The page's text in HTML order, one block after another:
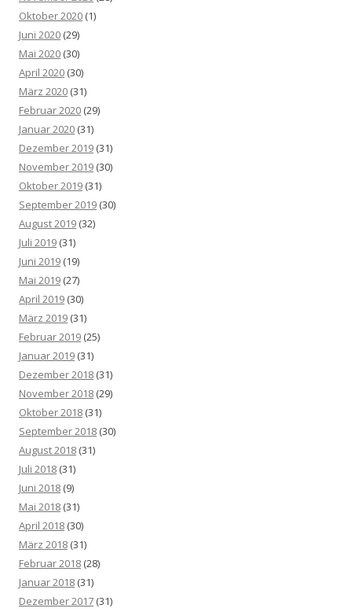
Oktober 2020 (1)
Juni 2020 (29)
Mai 2020 (30)
April 2020 (30)
März 2020 (31)
Februar 2020 (29)
Januar 2020 (31)
Dezember 2019 (31)
November 2019 (30)
Oktober 2019 (31)
September 2019 (30)
August 2019 (32)
Juli 2019 (31)
Juni 2019 (19)
Mai 2019 (27)
April 2019 (30)
März 2019 (31)
Februar 2019 (25)
Januar 2019 (31)
Dezember 2018 (31)
November 2018 (29)
Oktober 2018 (31)
September 2018 (30)
August 2018 (31)
Juli 2018 (31)
Juni 2018 (9)
Mai 2018 (31)
April 2018 (30)
März 2018 (31)
Februar 2018 (28)
Januar 2018 (31)
Dezember 2017 (31)